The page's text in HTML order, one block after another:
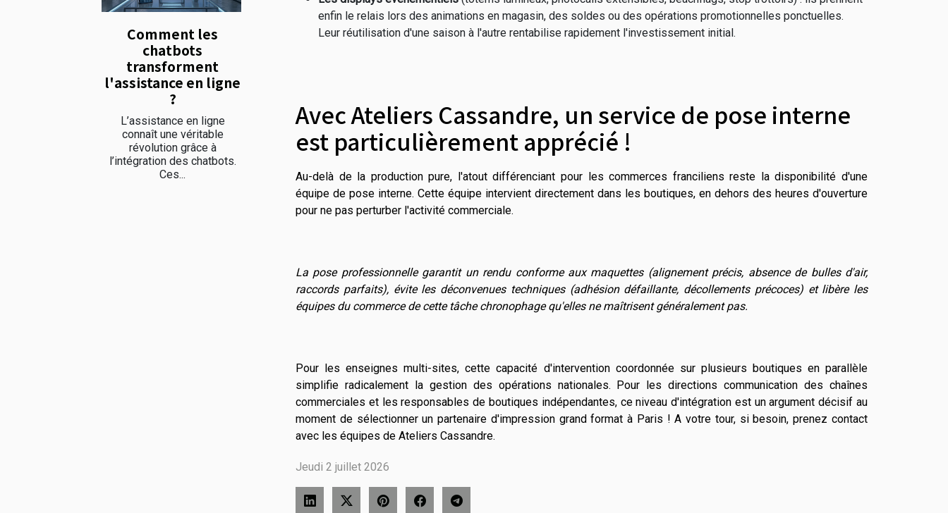
Comment les
chatbots
transforment
l'assistance en ligne
?
L’assistance en ligne
connaît une véritable
révolution grâce à
l’intégration des chatbots.
Ces...
enfin le relais lors des animations en magasin, des soldes ou des opérations promotionnelles ponctuelles.
Leur réutilisation d'une saison à l'autre rentabilise rapidement l'investissement initial.
Avec Ateliers Cassandre, un service de pose interne
est particulièrement apprécié !
Au-delà de la production pure, l'atout différenciant pour les commerces franciliens reste la disponibilité d'une
équipe de pose interne. Cette équipe intervient directement dans les boutiques, en dehors des heures d'ouverture
pour ne pas perturber l'activité commerciale.
La pose professionnelle garantit un rendu conforme aux maquettes (alignement précis, absence de bulles d'air,
raccords parfaits), évite les déconvenues techniques (adhésion défaillante, décollements précoces) et libère les
équipes du commerce de cette tâche chronophage qu'elles ne maîtrisent généralement pas.
Pour les enseignes multi-sites, cette capacité d'intervention coordonnée sur plusieurs boutiques en parallèle
simplifie radicalement la gestion des opérations nationales. Pour les directions communication des chaînes
commerciales et les responsables de boutiques indépendantes, ce niveau d'intégration est un argument décisif au
moment de sélectionner un partenaire d'impression grand format à Paris ! A votre tour, si besoin, prenez contact
avec les équipes de Ateliers Cassandre.
Jeudi 2 juillet 2026